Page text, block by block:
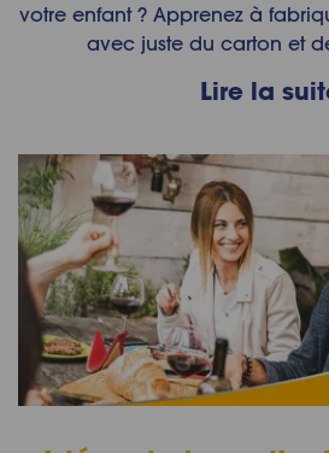
votre enfant ? Apprenez à
avec juste du carton et
Lire la